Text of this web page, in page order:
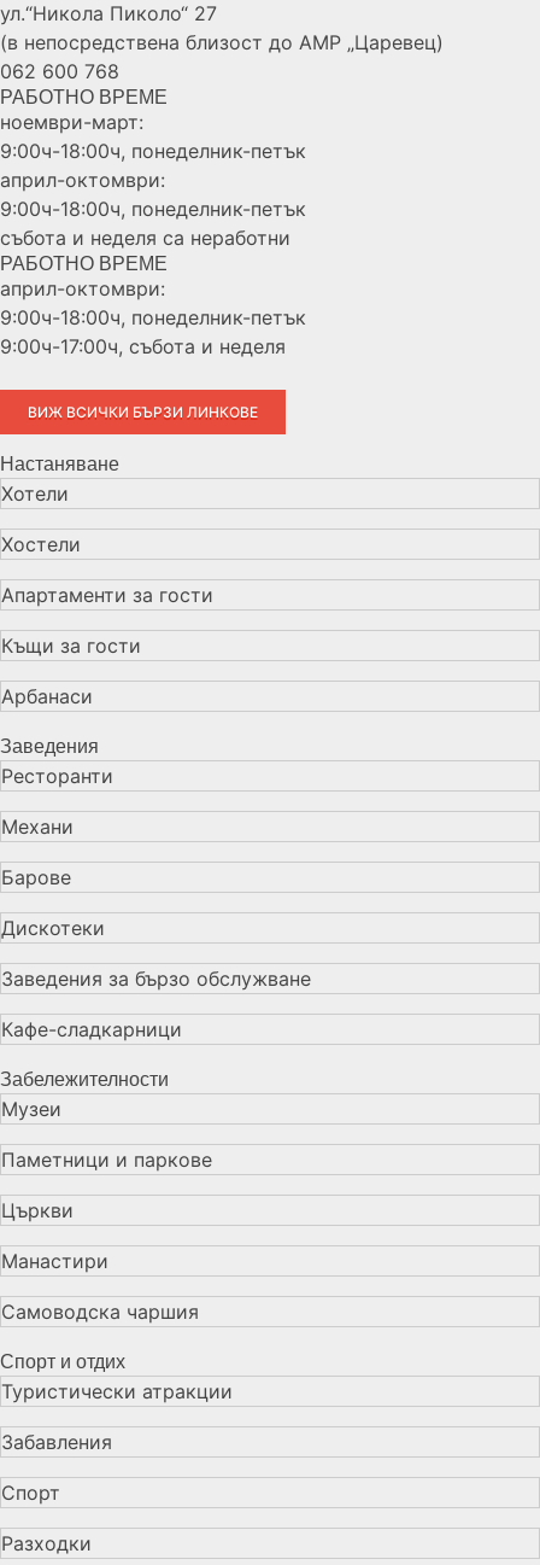
ул.“Никола Пиколо“ 27
(в непосредствена близост до АМР „Царевец)
062 600 768
РАБОТНО ВРЕМЕ
ноември-март:
9:00ч-18:00ч, понеделник-петък
април-октомври:
9:00ч-18:00ч, понеделник-петък
събота и неделя са неработни
РАБОТНО ВРЕМЕ
април-октомври:
9:00ч-18:00ч, понеделник-петък
9:00ч-17:00ч, събота и неделя
ВИЖ ВСИЧКИ БЪРЗИ ЛИНКОВЕ
Настаняване
Хотели
Хостели
Апартаменти за гости
Къщи за гости
Арбанаси
Заведения
Ресторанти
Механи
Барове
Дискотеки
Заведения за бързо обслужване
Кафе-сладкарници
Забележителности
Музеи
Паметници и паркове
Църкви
Манастири
Самоводска чаршия
Спорт и отдих
Туристически атракции
Забавления
Спорт
Разходки